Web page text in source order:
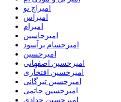
امیراچ تو
امیراس
امیرام
امیرحاسین
امیرحسام برآسود
امیرحسین
امیرحسین اصفهانی
امیرحسین افتخاری
امیرحسین تیرگانی
امیرحسین حاتمی
امیرحسین حدادی